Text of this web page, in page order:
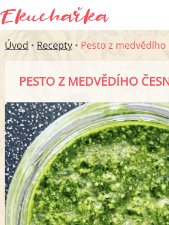
Úvod • Recepty • Pesto z medvědího
PESTO Z MEDVĚDÍHO